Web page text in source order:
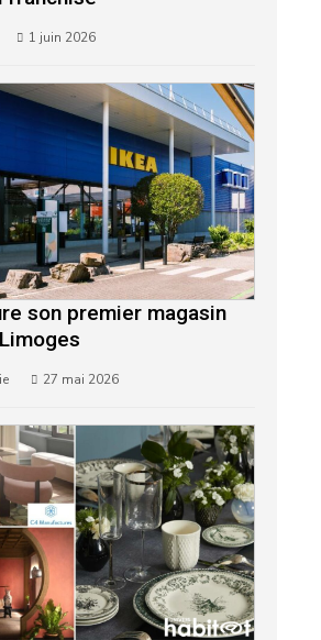
1 juin 2026
son premier magasin
27 mai 2026